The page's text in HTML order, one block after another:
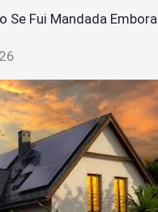
Se Fui Mandada Embora